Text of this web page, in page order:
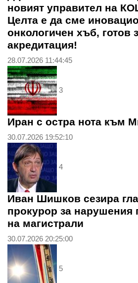
новият управител на
Целта е да сме
онкологичен хъб, готов
акредитация!
28.07.2026 11:44:45
3
Иран с остра нота към
30.07.2026 19:52:10
4
Иван Шишков сезира
прокурор за нарушения
на магистрали
30.07.2026 20:25:00
5